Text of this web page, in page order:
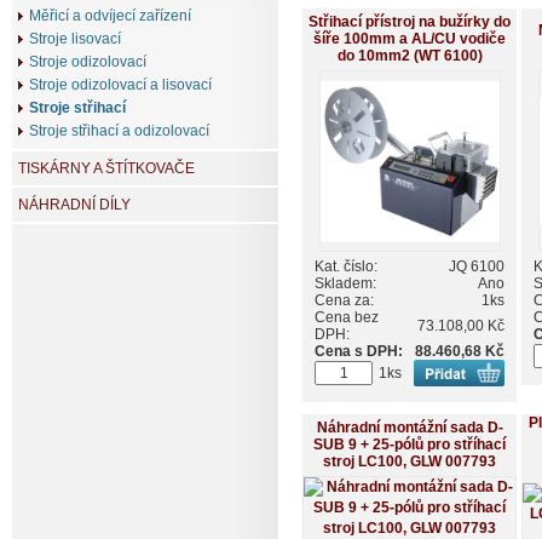
Střihací přístroj na bužírky do
šíře 100mm a AL/CU vodiče
do 10mm2 (WT 6100)
Kat. číslo:
JQ 6100
Skladem:
Ano
Cena za:
1ks
Cena bez
DPH:
73.108,00 Kč
Cena s DPH:
88.460,68 Kč
1ks
Náhradní montážní sada D-
SUB 9 + 25-pólů pro stříhací
stroj LC100, GLW 007793
Měřicí a odvíjecí zařízení
Stroje lisovací
Stroje odizolovací
Stroje odizolovací a lisovací
Stroje střihací
Stroje střihací a odizolovací
TISKÁRNY A ŠTÍTKOVAČE
NÁHRADNÍ DÍLY